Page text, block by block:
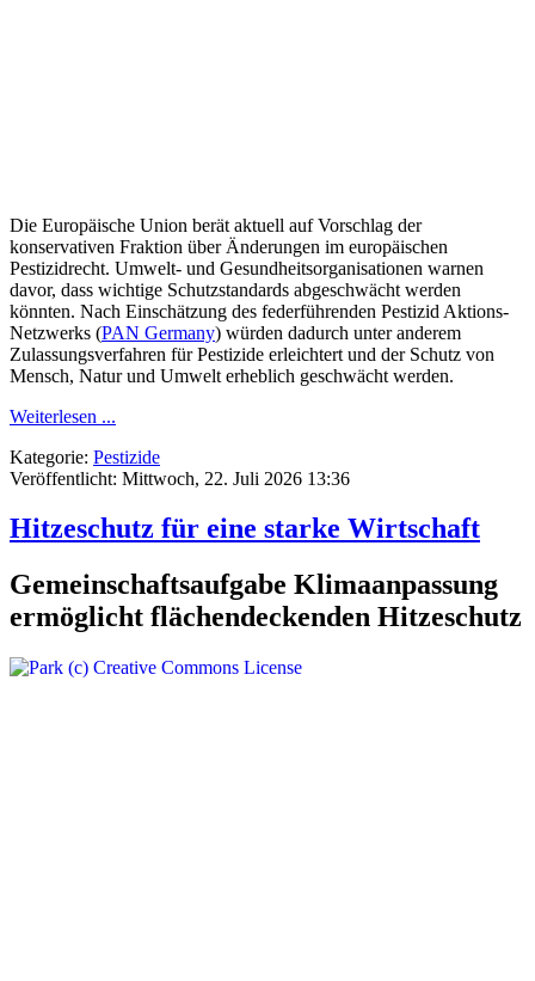
Die Europäische Union berät aktuell auf Vorschlag der
konservativen Fraktion über Änderungen im europäischen
Pestizidrecht. Umwelt- und Gesundheitsorganisationen warnen
davor, dass wichtige Schutzstandards abgeschwächt werden
könnten. Nach Einschätzung des federführenden Pestizid Aktions-
Netzwerks (PAN Germany) würden dadurch unter anderem
Zulassungsverfahren für Pestizide erleichtert und der Schutz von
Mensch, Natur und Umwelt erheblich geschwächt werden.
Weiterlesen ...
Kategorie: Pestizide
Veröffentlicht: Mittwoch, 22. Juli 2026 13:36
Hitzeschutz für eine starke Wirtschaft
Gemeinschaftsaufgabe Klimaanpassung
ermöglicht flächendeckenden Hitzeschutz